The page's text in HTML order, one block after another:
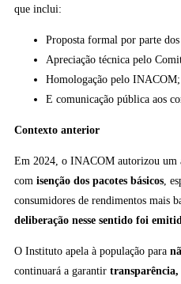
que inclui:
Proposta formal por parte
Apreciação técnica pelo
Homologação pelo INACOM;
E comunicação pública aos
Contexto anterior
Em 2024, o INACOM autorizou um
com isenção dos pacotes básicos,
consumidores de rendimentos mais
deliberação nesse sentido foi
O Instituto apela à população para
continuará a garantir transparência,